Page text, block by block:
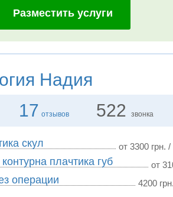
Разместить услуги
Надия
17 отзывов 522 звонка
скул от 3300 грн.
плачтика губ от
операции 4200